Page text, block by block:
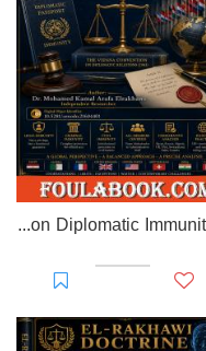
EL-RAKHAWI MONOGRAPH on Diplomatic Immunities